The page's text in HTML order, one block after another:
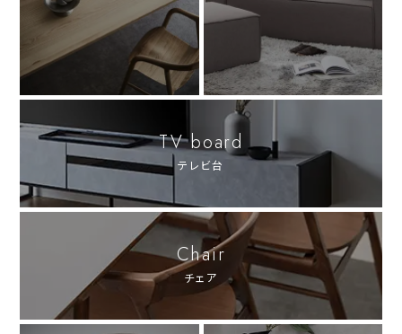
TV board
テレビ台
Chair
チェア